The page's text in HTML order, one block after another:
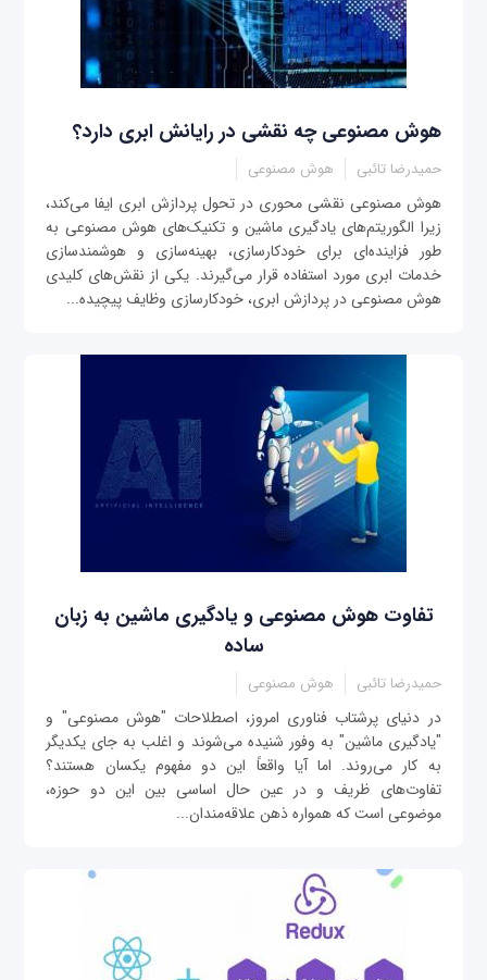
هوش مصنوعی چه نقشی در رایانش ابری دارد؟
حمیدرضا تائبی هوش مصنوعی
هوش مصنوعی نقشی محوری در تحول پردازش ابری ایفا می‌کند،
زیرا الگوریتم‌های یادگیری ماشین و تکنیک‌های هوش مصنوعی به
طور فزاینده‌ای برای خودکارسازی، بهینه‌سازی و هوشمندسازی
خدمات ابری مورد استفاده قرار می‌گیرند. یکی از نقش‌های کلیدی
هوش مصنوعی در پردازش ابری، خودکارسازی وظایف پیچیده...
تفاوت هوش مصنوعی و یادگیری ماشین به زبان
ساده
حمیدرضا تائبی هوش مصنوعی
در دنیای پرشتاب فناوری امروز، اصطلاحات "هوش مصنوعی" و
"یادگیری ماشین" به وفور شنیده می‌شوند و اغلب به جای یکدیگر
به کار می‌روند. اما آیا واقعاً این دو مفهوم یکسان هستند؟
تفاوت‌های ظریف و در عین حال اساسی بین این دو حوزه،
موضوعی است که همواره ذهن علاقه‌مندان...